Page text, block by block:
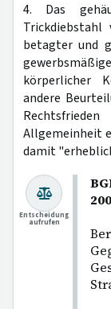
4. Das
Trickdiebstahl
betagter und
körperlicher
andere
Allgemeinheit
damit
Entscheidung
aufrufen